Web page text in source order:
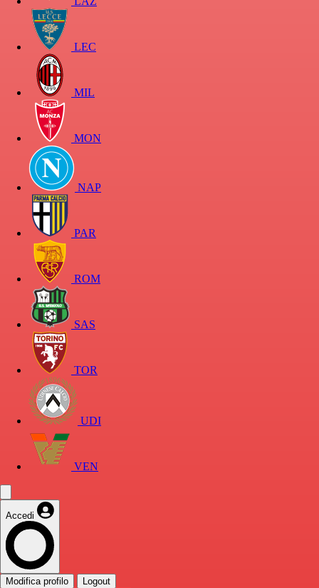
LEC
MIL
MON
NAP
PAR
ROM
SAS
TOR
UDI
VEN
Accedi
Modifica profilo Logout